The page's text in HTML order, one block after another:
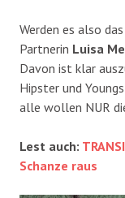
Werden es also
Partnerin Luisa
Davon ist klar
Hipster und
alle wollen NUR
Lest auch:
Schanze raus